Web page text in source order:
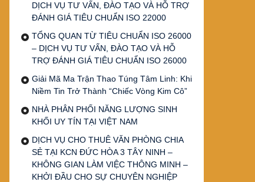
DỊCH VỤ TƯ VẤN, ĐÀO TẠO VÀ HỖ TRỢ
ĐÁNH GIÁ TIÊU CHUẨN ISO 22000
TỔNG QUAN TỪ TIÊU CHUẨN ISO 26000
– DỊCH VỤ TƯ VẤN, ĐÀO TẠO VÀ HỖ
TRỢ ĐÁNH GIÁ TIÊU CHUẨN ISO 26000
Giải Mã Ma Trận Thao Túng Tâm Linh: Khi
Niềm Tin Trở Thành “Chiếc Vòng Kim Cô”
NHÀ PHÂN PHỐI NĂNG LƯỢNG SINH
KHỐI UY TÍN TẠI VIỆT NAM
DỊCH VỤ CHO THUÊ VĂN PHÒNG CHIA
SẺ TẠI KCN ĐỨC HÒA 3 TÂY NINH –
KHÔNG GIAN LÀM VIỆC THÔNG MINH –
KHỞI ĐẦU CHO SỰ CHUYÊN NGHIỆP